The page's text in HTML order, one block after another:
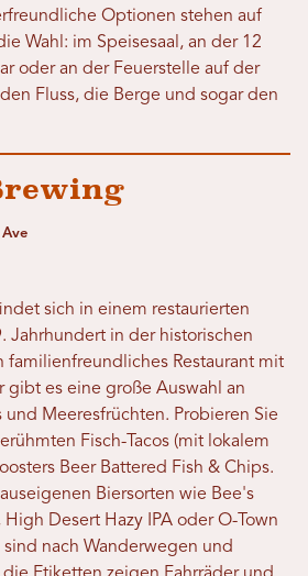
Optionen stehen auf
Wahl: im Speisesaal, an der 12
oder an der Feuerstelle auf der
den Fluss, die Berge und sogar den
sich in einem restaurierten
Jahrhundert in der historischen
familienfreundliches Restaurant mit
gibt es eine große Auswahl an
und Meeresfrüchten. Probieren Sie
Fisch-Tacos (mit lokalem
Beer Battered Fish & Chips.
Biersorten wie Bee's
Desert Hazy IPA oder O-Town
nach Wanderwegen und